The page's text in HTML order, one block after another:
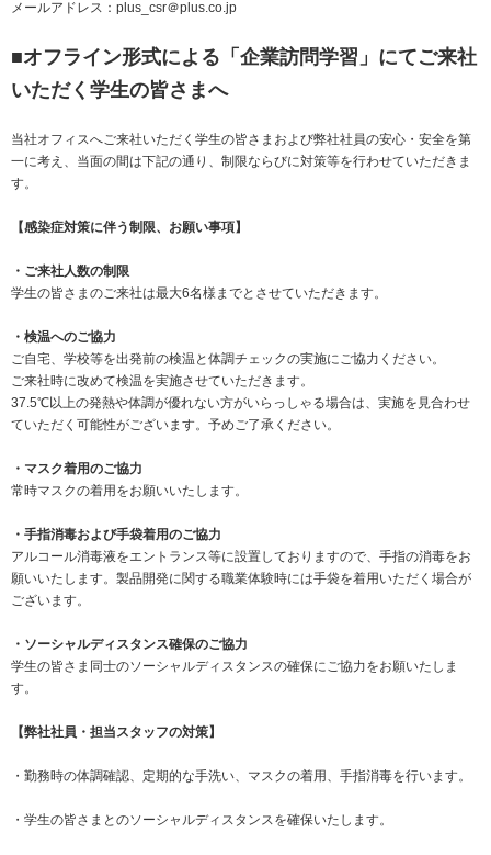
サステナビリティ関連データ
数字でわかるプラスグループ
ESGパフォーマンスデータ
第三者保証
社外からの評価
編集方針・レポート・ニュース
編集方針
サステナビリティレポートアーカイブ
サステナビリティニュース
ニュースリリース
メールアドレス：plus_csr＠plus.co.jp
■オフライン形式による「企業訪問学習」にてご来社
いただく学生の皆さまへ
当社オフィスへご来社いただく学生の皆さまおよび弊社社員の安心・安全を第
一に考え、当面の間は下記の通り、制限ならびに対策等を行わせていただきま
す。
【感染症対策に伴う制限、お願い事項】
・ご来社人数の制限
学生の皆さまのご来社は最大6名様までとさせていただきます。
・検温へのご協力
ご自宅、学校等を出発前の検温と体調チェックの実施にご協力ください。
ご来社時に改めて検温を実施させていただきます。
37.5℃以上の発熱や体調が優れない方がいらっしゃる場合は、実施を見合わせ
ていただく可能性がございます。予めご了承ください。
・マスク着用のご協力
常時マスクの着用をお願いいたします。
・手指消毒および手袋着用のご協力
アルコール消毒液をエントランス等に設置しておりますので、手指の消毒をお
願いいたします。製品開発に関する職業体験時には手袋を着用いただく場合が
ございます。
・ソーシャルディスタンス確保のご協力
学生の皆さま同士のソーシャルディスタンスの確保にご協力をお願いたしま
す。
【弊社社員・担当スタッフの対策】
・勤務時の体調確認、定期的な手洗い、マスクの着用、手指消毒を行います。
・学生の皆さまとのソーシャルディスタンスを確保いたします。